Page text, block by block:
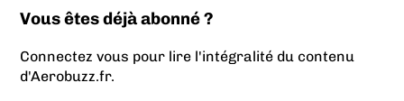
Vous êtes déjà abonné ?
Connectez vous pour lire l'intégralité du contenu
d'Aerobuzz.fr.